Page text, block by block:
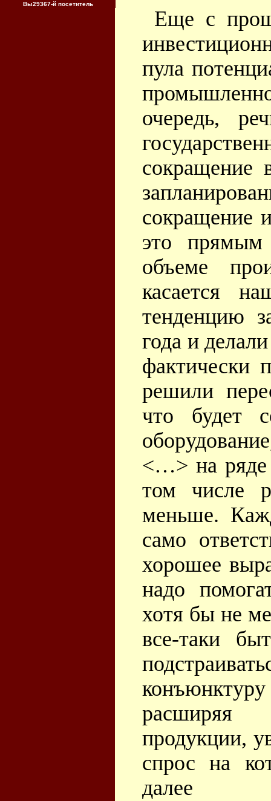
Вы29367-й посетитель
Еще с
пула
очередь,
сокращение
сокращение
это прямым
объеме
касается
тенденцию
года и
фактически
решили
что будет
<…> на
том числе
меньше.
само
хорошее
надо
хотя бы не
все-таки
расширяя
продукции,
спрос на
далее